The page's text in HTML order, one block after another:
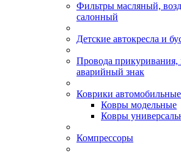
Фильтры масляный,
салонный
Детские автокресла и
Провода
аварийный знак
Коврики автомобильные
Ковры модельные
Ковры
Компрессоры